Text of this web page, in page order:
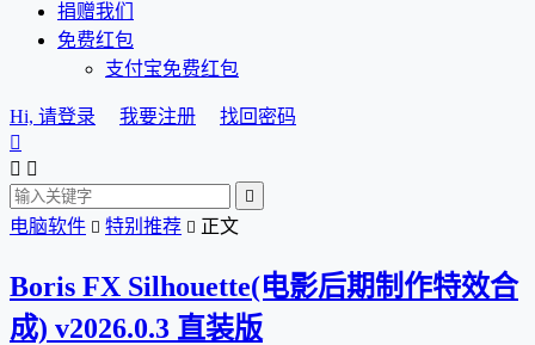
捐赠我们
免费红包
支付宝免费红包
Hi, 请登录 我要注册
找回密码

 

电脑软件  特别推荐  正文
Boris FX Silhouette(电影后期制作特效合
成) v2026.0.3 直装版